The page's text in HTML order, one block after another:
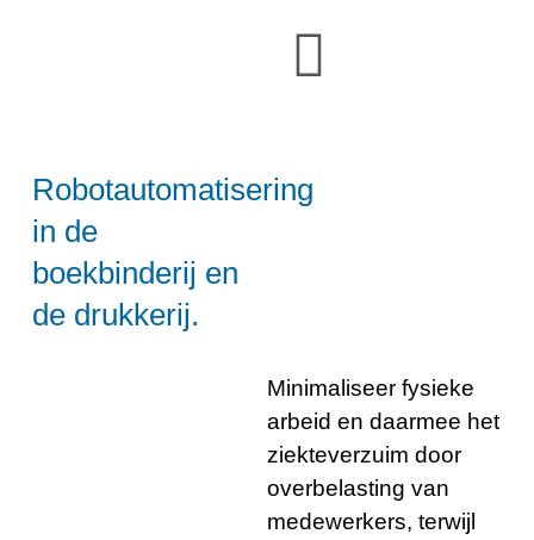
Robotautomatisering
in de
boekbinderij en
de drukkerij.
Minimaliseer fysieke
arbeid en daarmee het
ziekteverzuim door
overbelasting van
medewerkers, terwijl